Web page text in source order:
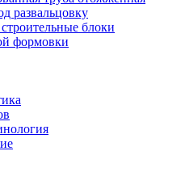
развальцовку
блоки
формовки